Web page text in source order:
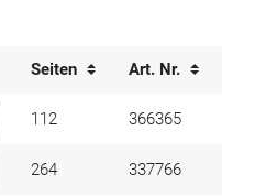
Seiten Art. Nr.
112 366365
264 337766